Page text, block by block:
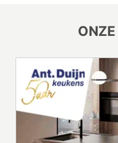
ONZE